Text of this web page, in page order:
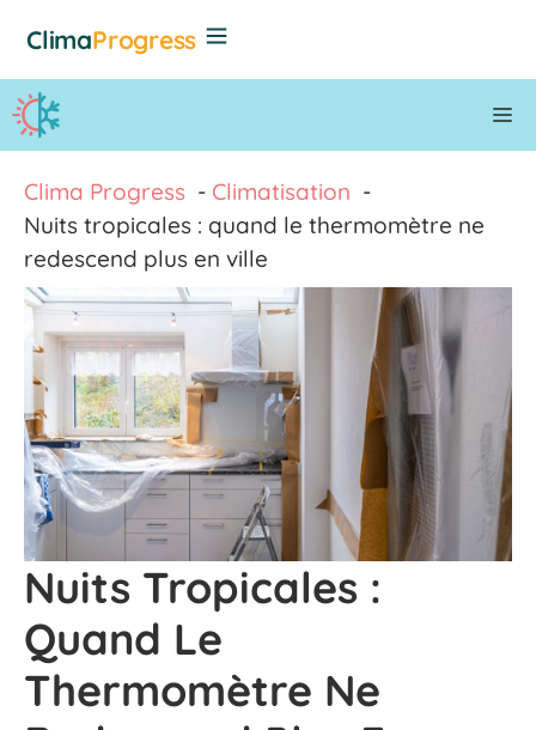
contenu
ClimaProgress
Clima Progress
Climatisation
Nuits tropicales : quand le thermomètre ne
redescend plus en ville
Nuits Tropicales :
Quand Le
Thermomètre Ne